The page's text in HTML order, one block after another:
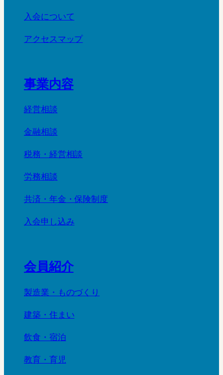
入会について
アクセスマップ
事業内容
経営相談
金融相談
税務・経営相談
労務相談
共済・年金・保険制度
入会申し込み
会員紹介
製造業・ものづくり
建築・住まい
飲食・宿泊
教育・育児